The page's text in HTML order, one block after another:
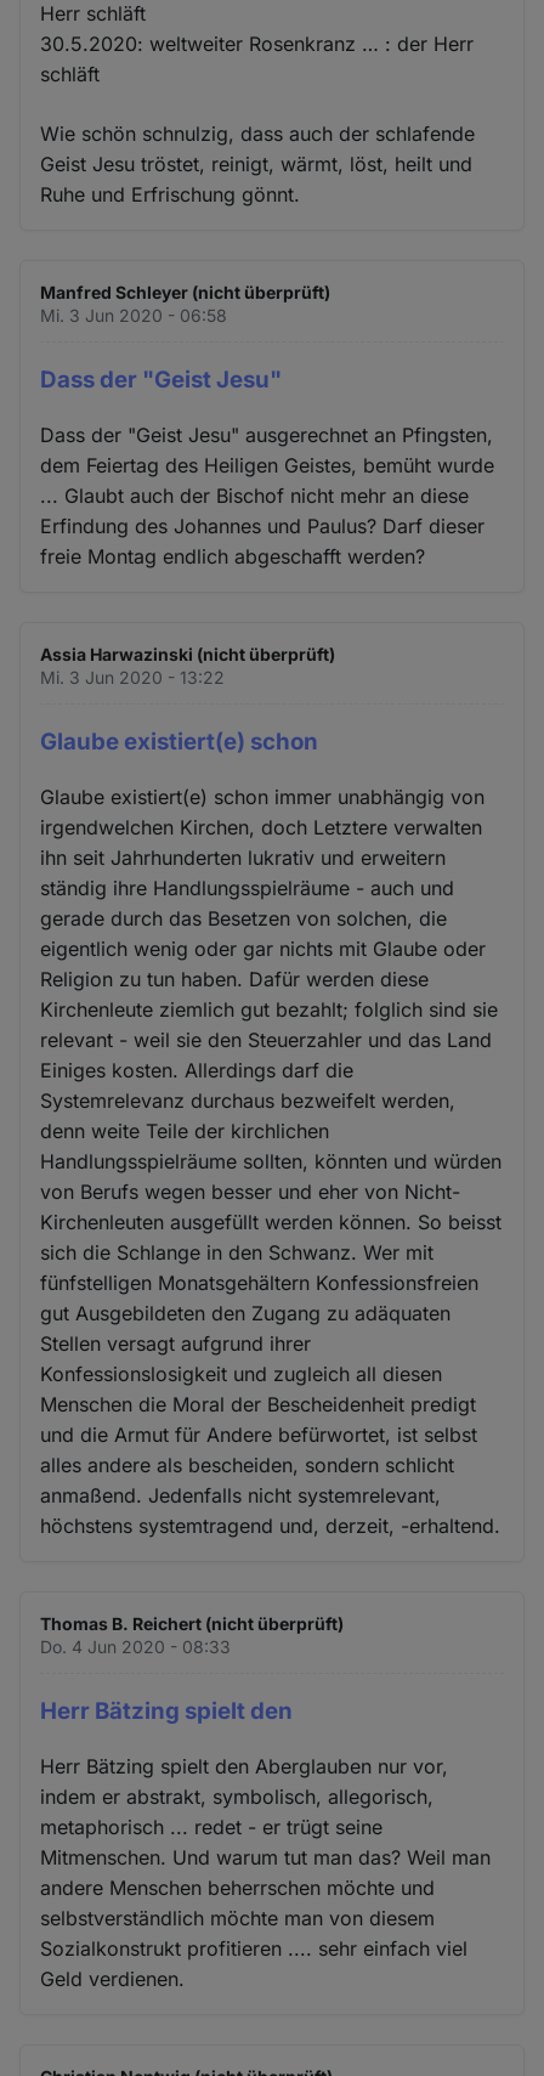
Herr schläft
30.5.2020: weltweiter Rosenkranz … : der Herr
schläft
Wie schön schnulzig, dass auch der schlafende
Geist Jesu tröstet, reinigt, wärmt, löst, heilt und
Ruhe und Erfrischung gönnt.
Manfred Schleyer (nicht überprüft)
Mi. 3 Jun 2020 - 06:58
Dass der "Geist Jesu"
Dass der "Geist Jesu" ausgerechnet an Pfingsten,
dem Feiertag des Heiligen Geistes, bemüht wurde
... Glaubt auch der Bischof nicht mehr an diese
Erfindung des Johannes und Paulus? Darf dieser
freie Montag endlich abgeschafft werden?
Assia Harwazinski (nicht überprüft)
Mi. 3 Jun 2020 - 13:22
Glaube existiert(e) schon
Glaube existiert(e) schon immer unabhängig von
irgendwelchen Kirchen, doch Letztere verwalten
ihn seit Jahrhunderten lukrativ und erweitern
ständig ihre Handlungsspielräume - auch und
gerade durch das Besetzen von solchen, die
eigentlich wenig oder gar nichts mit Glaube oder
Religion zu tun haben. Dafür werden diese
Kirchenleute ziemlich gut bezahlt; folglich sind sie
relevant - weil sie den Steuerzahler und das Land
Einiges kosten. Allerdings darf die
Systemrelevanz durchaus bezweifelt werden,
denn weite Teile der kirchlichen
Handlungsspielräume sollten, könnten und würden
von Berufs wegen besser und eher von Nicht-
Kirchenleuten ausgefüllt werden können. So beisst
sich die Schlange in den Schwanz. Wer mit
fünfstelligen Monatsgehältern Konfessionsfreien
gut Ausgebildeten den Zugang zu adäquaten
Stellen versagt aufgrund ihrer
Konfessionslosigkeit und zugleich all diesen
Menschen die Moral der Bescheidenheit predigt
und die Armut für Andere befürwortet, ist selbst
alles andere als bescheiden, sondern schlicht
anmaßend. Jedenfalls nicht systemrelevant,
höchstens systemtragend und, derzeit, -erhaltend.
Thomas B. Reichert (nicht überprüft)
Do. 4 Jun 2020 - 08:33
Herr Bätzing spielt den
Herr Bätzing spielt den Aberglauben nur vor,
indem er abstrakt, symbolisch, allegorisch,
metaphorisch ... redet - er trügt seine
Mitmenschen. Und warum tut man das? Weil man
andere Menschen beherrschen möchte und
selbstverständlich möchte man von diesem
Sozialkonstrukt profitieren .... sehr einfach viel
Geld verdienen.